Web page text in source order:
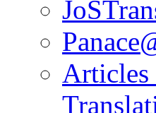
Articles